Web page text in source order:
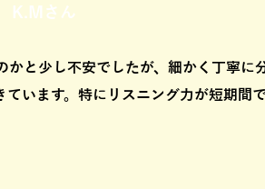
K.Mさん
と少し不安でしたが、細かく丁寧に
います。特にリスニング力が短期間